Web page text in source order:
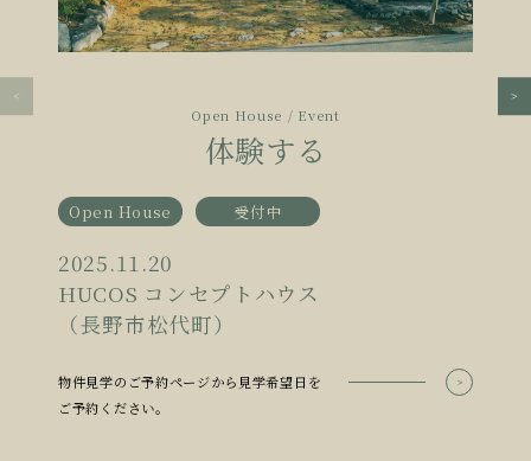
Open House / Event
体験する
Open House 受付中
2025.11.20
HUCOS コンセプトハウス
（長野市松代町）
物件見学のご予約ページから見学希望日を
ご予約ください。